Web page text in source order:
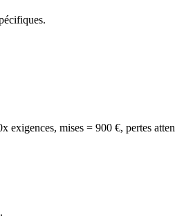
mises = 900 €, pertes